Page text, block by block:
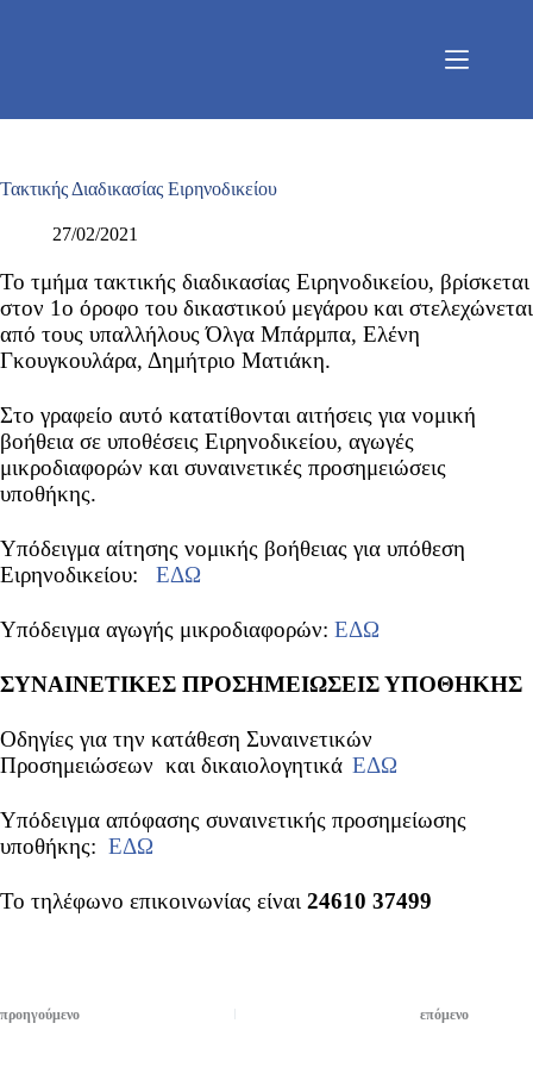
Τακτικής Διαδικασίας Ειρηνοδικείου
27/02/2021
Το τμήμα τακτικής διαδικασίας Ειρηνοδικείου, βρίσκεται
στον 1ο όροφο του δικαστικού μεγάρου και στελεχώνεται
από τους υπαλλήλους Όλγα Μπάρμπα, Ελένη
Γκουγκουλάρα, Δημήτριο Ματιάκη.
Στο γραφείο αυτό κατατίθονται αιτήσεις για νομική
βοήθεια σε υποθέσεις Ειρηνοδικείου, αγωγές
μικροδιαφορών και συναινετικές προσημειώσεις
υποθήκης.
Υπόδειγμα αίτησης νομικής βοήθειας για υπόθεση
Ειρηνοδικείου:
ΕΔΩ
Υπόδειγμα αγωγής μικροδιαφορών: ΕΔΩ
ΣΥΝΑΙΝΕΤΙΚΕΣ ΠΡΟΣΗΜΕΙΩΣΕΙΣ ΥΠΟΘΗΚΗΣ
Οδηγίες για την κατάθεση Συναινετικών
Προσημειώσεων και δικαιολογητικά ΕΔΩ
Υπόδειγμα απόφασης συναινετικής προσημείωσης
υποθήκης: ΕΔΩ
Το τηλέφωνο επικοινωνίας είναι 24610 37499
προηγούμενο επόμενο